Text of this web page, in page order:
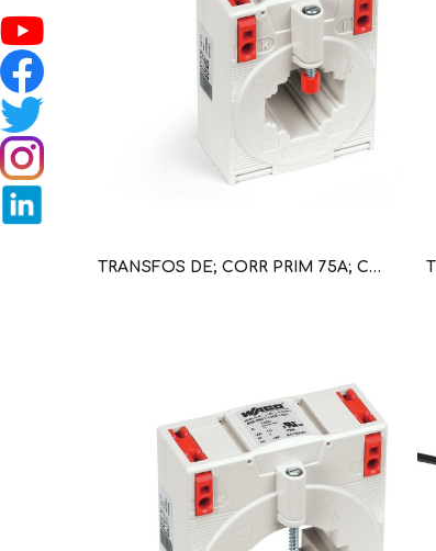
TRANSFOS DE; CORR PRIM 75A; CORR SEC 5A; POT 2,5VA; CLASE DE PRECISION 1 (WAG100647 / 855-305/075-201)